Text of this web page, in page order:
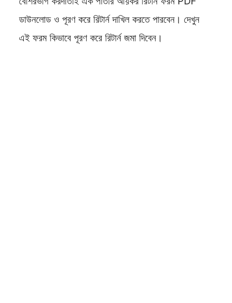
ডাউনলোড ও পূরণ করে রিটার্ন দাখিল করতে পারবেন। দেখুন
এই ফরম কিভাবে পূরণ করে রিটার্ন জমা দিবেন।